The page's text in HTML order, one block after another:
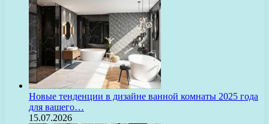
Новые тенденции в дизайне ванной комнаты 2025 года
для вашего…
15.07.2026